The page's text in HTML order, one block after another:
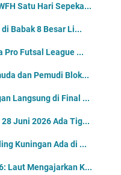
Satu Hari Sepeka...
Babak 8 Besar Li...
Pro Futsal League ...
dan Pemudi Blok...
Langsung di Final ...
Juni 2026 Ada Tig...
Kuningan Ada di ...
Laut Mengajarkan K...